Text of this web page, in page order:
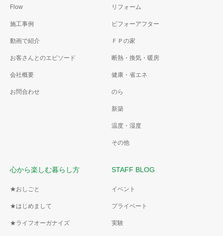
Flow
施工事例
動画で紹介
お客さんとのエピソード
会社概要
お問合わせ
リフォーム
ビフォーアフター
ＦＰの家
断熱・換気・暖房
健康・省エネ
のら
新築
温度・湿度
その他
心から楽しむ暮らし方
★おしごと
★はじめまして
★ライフオーガナイズ
STAFF BLOG
イベント
プライベート
実験